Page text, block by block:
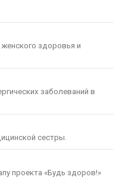
здоровья и
заболеваний в
сестры.
проекта «Будь здоров!»